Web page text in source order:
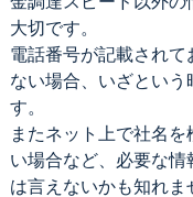
大切です。
電話番号が記載されて
ない場合、いざという
す。
またネット上で社名
い場合など、必要な情
は言えないかも知れま